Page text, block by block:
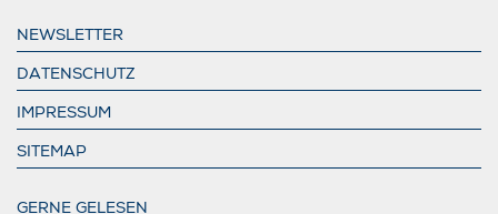
NEWSLETTER
DATENSCHUTZ
IMPRESSUM
SITEMAP
GERNE GELESEN